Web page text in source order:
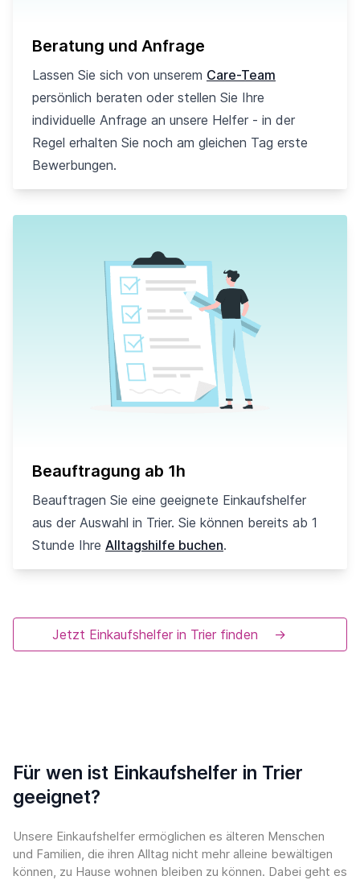
Beratung und Anfrage
Lassen Sie sich von unserem Care-Team
persönlich beraten oder stellen Sie Ihre
individuelle Anfrage an unsere Helfer - in der
Regel erhalten Sie noch am gleichen Tag erste
Bewerbungen.
Beauftragung ab 1h
Beauftragen Sie eine geeignete Einkaufshelfer
aus der Auswahl in Trier. Sie können bereits ab 1
Stunde Ihre Alltagshilfe buchen.
Jetzt Einkaufshelfer in Trier finden →
Für wen ist Einkaufshelfer in Trier
geeignet?
Unsere Einkaufshelfer ermöglichen es älteren Menschen
und Familien, die ihren Alltag nicht mehr alleine bewältigen
können, zu Hause wohnen bleiben zu können. Dabei geht es